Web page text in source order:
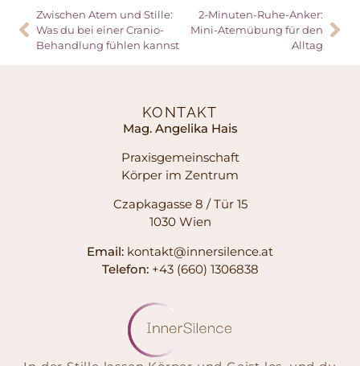
Zwischen Atem und Stille:
Was du bei einer Cranio-
Behandlung fühlen kannst
2-Minuten-Ruhe-Anker:
Mini-Atemübung für den
Alltag
KONTAKT
Mag. Angelika Hais
Praxisgemeinschaft
Körper im Zentrum
Czapkagasse 8 / Tür 15
1030 Wien
Email: kontakt@innersilence.at
Telefon: +43 (660) 1306838